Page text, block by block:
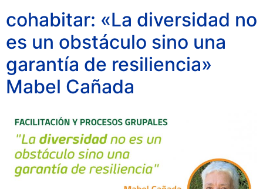
cohabitar: «La diversidad no
es un obstáculo sino una
garantía de resiliencia»
Mabel Cañada